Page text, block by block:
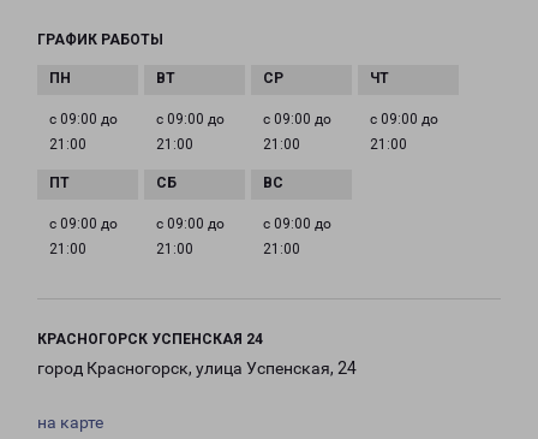
ГРАФИК РАБОТЫ
с 09:00 до
21:00
с 09:00 до
21:00
с 09:00 до
21:00
с 09:00 до
21:00
с 09:00 до
21:00
с 09:00 до
21:00
с 09:00 до
21:00
КРАСНОГОРСК УСПЕНСКАЯ 24
город Красногорск, улица Успенская, 24
на карте